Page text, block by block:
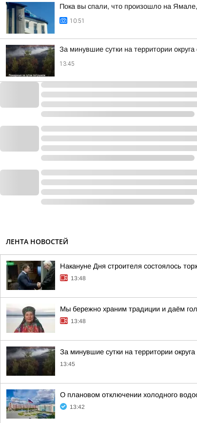
Пока вы спали, что произошло на
10:51
За минувшие сутки на территории
13:45
ЛЕНТА НОВОСТЕЙ
Накануне Дня строителя состоялось
13:48
Мы бережно храним традиции и даём
13:48
За минувшие сутки на территории
13:45
О плановом отключении холодного
13:42